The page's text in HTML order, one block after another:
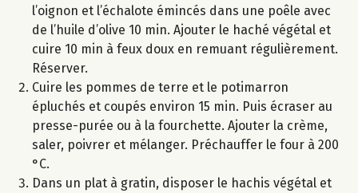
l’oignon et l’échalote émincés dans une poêle avec
de l’huile d’olive 10 min. Ajouter le haché végétal et
cuire 10 min à feux doux en remuant régulièrement.
Réserver.
Cuire les pommes de terre et le potimarron
épluchés et coupés environ 15 min. Puis écraser au
presse-purée ou à la fourchette. Ajouter la crème,
saler, poivrer et mélanger. Préchauffer le four à 200
°C.
Dans un plat à gratin, disposer le hachis végétal et